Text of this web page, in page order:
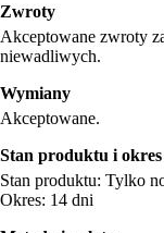
Zwroty
Akceptowane zwroty
niewadliwych.
Wymiany
Akceptowane.
Stan produktu i okres
Stan produktu: Tylko
Okres: 14 dni